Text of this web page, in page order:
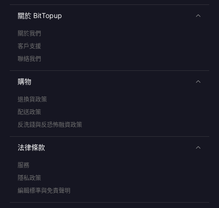
關於 BitTopup
關於我們
客戶支援
聯絡我們
購物
退換貨政策
配送政策
反洗錢與反恐怖融資政策
法律條款
服務
隱私政策
編輯標準與免責聲明